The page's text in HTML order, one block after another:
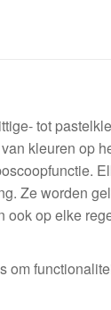
tot
kleuren op
Ze worden
ook op elke
om